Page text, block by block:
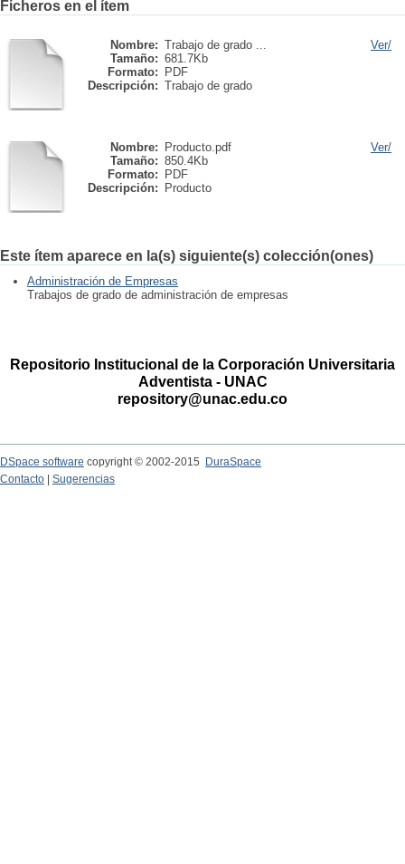
Ficheros en el ítem
Nombre: Trabajo de grado ...
Tamaño: 681.7Kb
Formato:
PDF
Descripción: Trabajo de grado
Ver/
Nombre:
Producto.pdf
Tamaño: 850.4Kb
Formato:
PDF
Descripción:
Producto
Ver/
Este ítem aparece en la(s) siguiente(s) colección(ones)
Administración de Empresas
Trabajos de grado de administración de empresas
Repositorio Institucional de la Corporación Universitaria
Adventista - UNAC
repository@unac.edu.co
DSpace software copyright © 2002-2015
DuraSpace
Contacto
Sugerencias